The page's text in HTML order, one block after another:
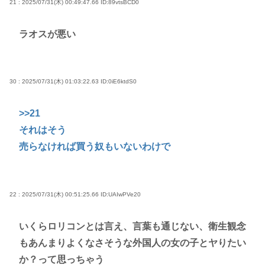
21 : 2025/07/31(木) 00:49:47.66 ID:89vtsBCD0
ラオスが悪い
30 : 2025/07/31(木) 01:03:22.63 ID:0iE6ktdS0
>>21
それはそう
売らなければ買う奴もいないわけで
22 : 2025/07/31(木) 00:51:25.66 ID:UAIwPVe20
いくらロリコンとは言え、言葉も通じない、衛生観念
もあんまりよくなさそうな外国人の女の子とヤりたい
か？って思っちゃう